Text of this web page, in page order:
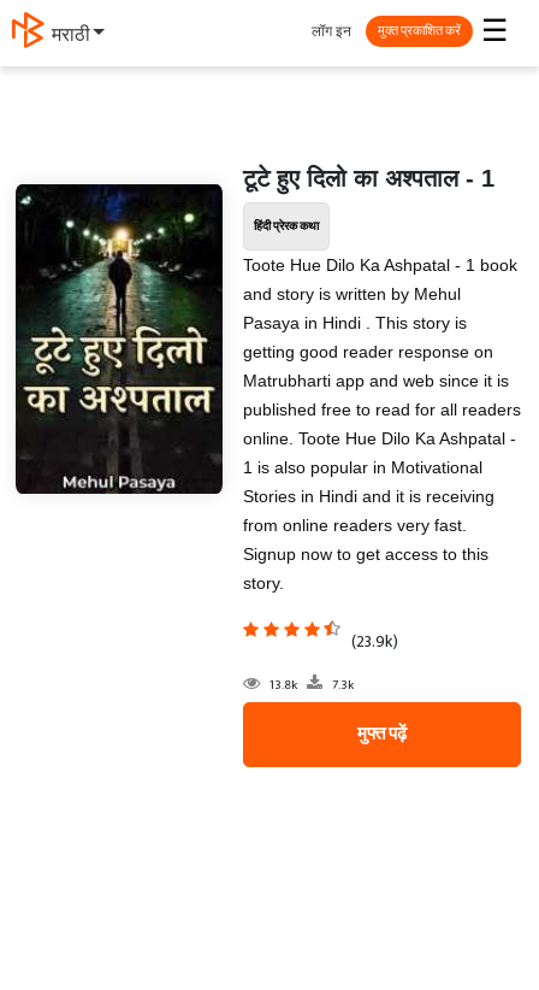
मराठी ☰
लॉग इन मुक्त प्रकाशित करें
टूटे हुए दिलो का अश्पताल - 1
हिंदी प्रेरक कथा
Toote Hue Dilo Ka Ashpatal - 1 book
and story is written by Mehul
Pasaya in Hindi . This story is
getting good reader response on
Matrubharti app and web since it is
published free to read for all readers
online. Toote Hue Dilo Ka Ashpatal -
1 is also popular in Motivational
Stories in Hindi and it is receiving
from online readers very fast.
Signup now to get access to this
story.
(23.9k)
13.8k 7.3k
मुफ्त पढ़ें